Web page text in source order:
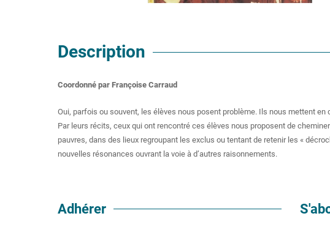
Description
Coordonné par Françoise Carraud
Oui, parfois ou souvent, les élèves nous posent problème. Ils nous mettent
Par leurs récits, ceux qui ont rencontré ces élèves nous proposent de
pauvres, dans des lieux regroupant les exclus ou tentant de retenir les «
nouvelles résonances ouvrant la voie à d’autres raisonnements.
Adhérer